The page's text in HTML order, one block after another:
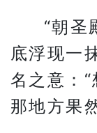
“朝圣
底浮现一
名之意：“
那地方果